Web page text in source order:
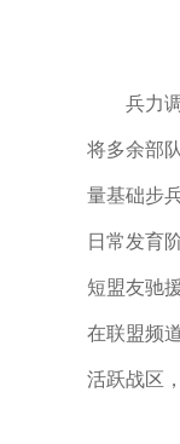
兵力
将多余部
量基础步
日常发育
短盟友驰
在联盟频
活跃战区